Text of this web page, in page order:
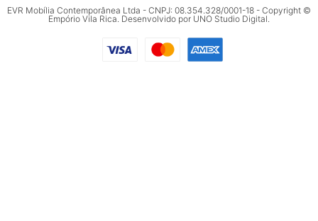
EVR Mobília Contemporânea Ltda - CNPJ: 08.354.328/0001-18 - Copyright ©
Empório Vila Rica. Desenvolvido por UNO Studio Digital.